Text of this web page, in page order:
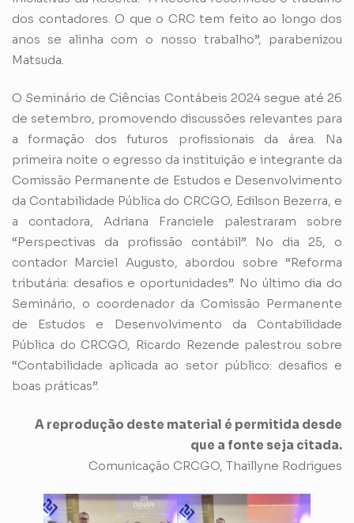
dos contadores. O que o CRC tem feito ao longo dos
anos se alinha com o nosso trabalho”, parabenizou
Matsuda.
O Seminário de Ciências Contábeis 2024 segue até 26
de setembro, promovendo discussões relevantes para
a formação dos futuros profissionais da área. Na
primeira noite o egresso da instituição e integrante da
Comissão Permanente de Estudos e Desenvolvimento
da Contabilidade Pública do CRCGO, Edilson Bezerra, e
a contadora, Adriana Franciele palestraram sobre
“Perspectivas da profissão contábil”. No dia 25, o
contador Marciel Augusto, abordou sobre “Reforma
tributária: desafios e oportunidades”. No último dia do
Seminário, o coordenador da Comissão Permanente
de Estudos e Desenvolvimento da Contabilidade
Pública do CRCGO, Ricardo Rezende palestrou sobre
“Contabilidade aplicada ao setor público: desafios e
boas práticas”.
A reprodução deste material é permitida desde
que a fonte seja citada.
Comunicação CRCGO, Thaillyne Rodrigues